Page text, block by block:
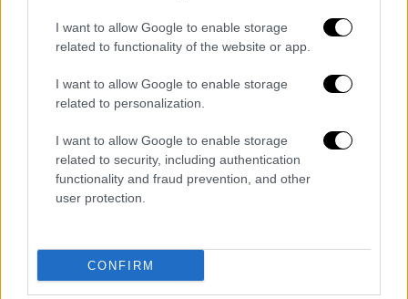
I want to allow Google to enable storage
related to functionality of the website or app.
I want to allow Google to enable storage
related to personalization.
I want to allow Google to enable storage
related to security, including authentication
functionality and fraud prevention, and other
user protection.
CONFIRM
Όπως αποκάλυψε ο ανταποκριτής της ΕΡΤ
επικαλέστηκε πηγές από το οικογενειακό
περιβάλλον του παίκτη, ο Τσιτσιπάς έχει
εμβολιαστεί με το μονοδοσικό σκεύασμα
της Johnson & Johnson, το οποίο άλλωστε
έχουν κάνει και οι περισσότεροι Έλληνες
αθλητές. Ως εκ τούτου δεν υπήρξε το
μια χώρα που δεν επιτρέπει ταξιδιώτες οι
οποίοι δεν έχουν εμβολιαστεί.